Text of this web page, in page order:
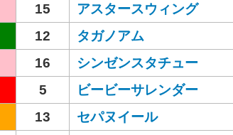
15 アスタースウィング
12 タガノアム
16 シンゼンスタチュー
5 ビービーサレンダー
13 セパヌイール